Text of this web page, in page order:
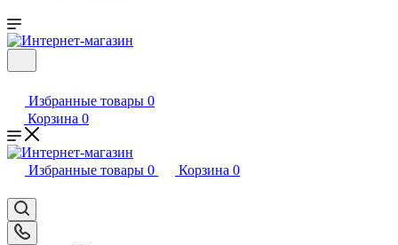
Избранные товары 0
Корзина 0
Избранные товары 0 Корзина 0